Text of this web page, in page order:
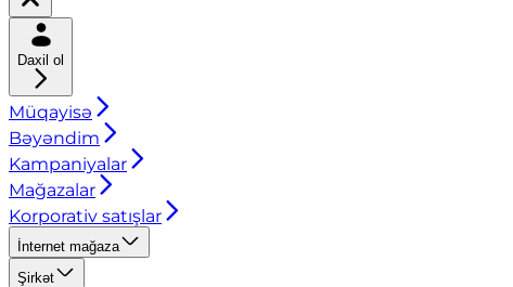
Daxil ol
Müqayisə
Bəyəndim
Kampaniyalar
Mağazalar
Korporativ satışlar
İnternet mağaza
Şirkət